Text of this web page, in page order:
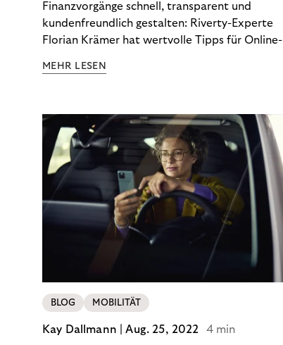
Finanzvorgänge schnell, transparent und
kundenfreundlich gestalten: Riverty-Experte
Florian Krämer hat wertvolle Tipps für Online-
möchten.
MEHR LESEN
BLOG MOBILITÄT
Kay Dallmann |Aug. 25, 2022 4 min